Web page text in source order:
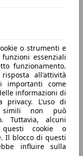
o strumenti e
essenziali
funzionamento.
all'attività
importanti come
informazioni di
privacy. L'uso di
simili non può
Tuttavia, alcuni
questi cookie o
Il blocco di questi
influire sulla
Performante -